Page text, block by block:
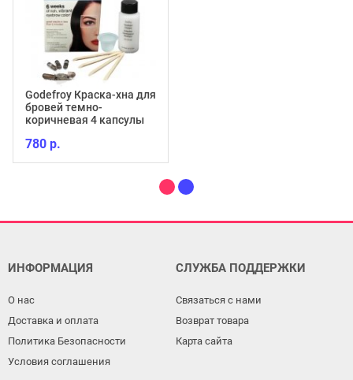
Godefroy Краска-хна для
бровей темно-
коричневая 4 капсулы
780 р.
ИНФОРМАЦИЯ
О нас
Доставка и оплата
Политика Безопасности
Условия соглашения
СЛУЖБА ПОДДЕРЖКИ
Связаться с нами
Возврат товара
Карта сайта